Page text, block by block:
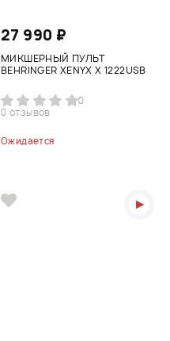
27 990 ₽
МИКШЕРНЫЙ ПУЛЬТ
BEHRINGER XENYX X 1222USB
0
0 отзывов
Ожидается